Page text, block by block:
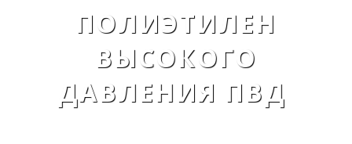
ПОЛИЭТИЛЕН
ВЫСОКОГО
ДАВЛЕНИЯ ПВД